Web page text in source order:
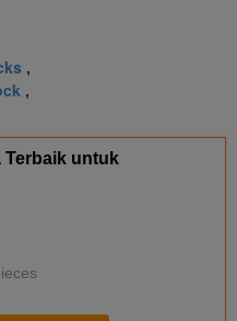
,
,
Terbaik untuk